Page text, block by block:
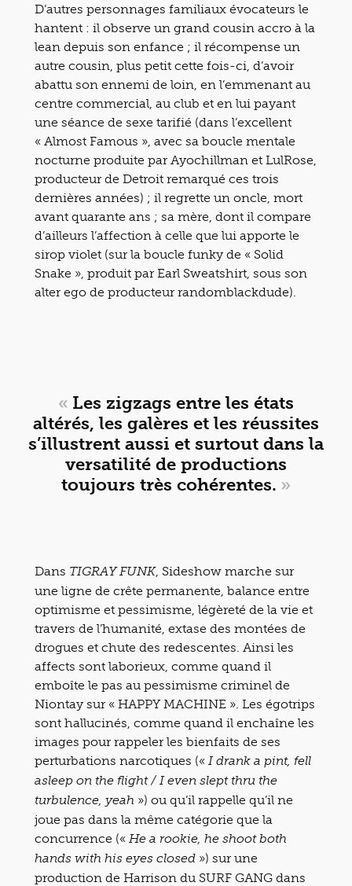
D’autres personnages familiaux évocateurs le
hantent : il observe un grand cousin accro à la
lean depuis son enfance ; il récompense un
autre cousin, plus petit cette fois-ci, d’avoir
abattu son ennemi de loin, en l’emmenant au
centre commercial, au club et en lui payant
une séance de sexe tarifié (dans l’excellent
« Almost Famous », avec sa boucle mentale
nocturne produite par Ayochillman et LulRose,
producteur de Detroit remarqué ces trois
dernières années) ; il regrette un oncle, mort
avant quarante ans ; sa mère, dont il compare
d’ailleurs l’affection à celle que lui apporte le
sirop violet (sur la boucle funky de « Solid
Snake », produit par Earl Sweatshirt, sous son
alter ego de producteur randomblackdude).
« Les zigzags entre les états
altérés, les galères et les réussites
s’illustrent aussi et surtout dans la
versatilité de productions
toujours très cohérentes. »
Dans TIGRAY FUNK, Sideshow marche sur
une ligne de crête permanente, balance entre
optimisme et pessimisme, légèreté de la vie et
travers de l’humanité, extase des montées de
drogues et chute des redescentes. Ainsi les
affects sont laborieux, comme quand il
emboîte le pas au pessimisme criminel de
Niontay sur « HAPPY MACHINE ». Les égotrips
sont hallucinés, comme quand il enchaîne les
images pour rappeler les bienfaits de ses
perturbations narcotiques (« I drank a pint, fell
asleep on the flight / I even slept thru the
turbulence, yeah ») ou qu’il rappelle qu’il ne
joue pas dans la même catégorie que la
concurrence (« He a rookie, he shoot both
hands with his eyes closed ») sur une
production de Harrison du SURF GANG dans